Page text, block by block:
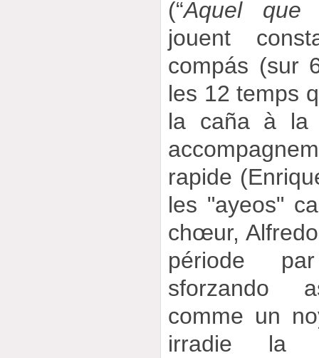
(“Aquel que
jouent
compás (sur
les 12 temps
la caña à la
rapide
les "ayeos"
chœur,
période
sforzando
comme un
irradie la